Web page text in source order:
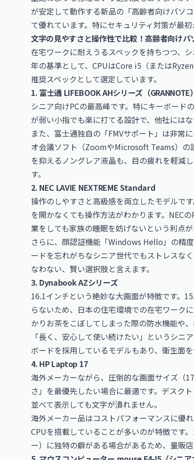
が安定して動作する新品の「高齢者向けパソ
て優れています。特にセキュリティ対策が最
文字の見やすさと操作性で比較！高齢者向けパ
在宅ワークに耐えうるスペックを持ちつつ、
年の基準として、CPUはCore i5（または
推奨スペックとして選定しています。
1. 富士通 LIFEBOOK AHシリーズ（GRANNOTE）
シニア向けPCの最高峰です。特にキーボー
が弱い小指でも楽に打てる設計で、他社にはな
また、富士通独自の「FMVサポート」は非常
オ会議ソフト（ZoomやMicrosoft Teams）の
を抑えるノングレア液晶も、目の疲れを軽減
す。
2. NEC LAVIE NEXTREME Standard
操作のしやすさと高級感を両立したモデルで
を開かなくても操作方法がわかります。NEC
業をしても家族の睡眠を妨げないという利点が
さらに、顔認証機能「Windows Hello」の精
ードを忘れがちなシニア世代でもストレスな
なわない、賢い選択肢と言えます。
3. Dynabook AZシリーズ
16.1インチという絶妙な大画面が特徴です。
らないため、日本の住宅環境での在宅ワーク
かりお茶をこぼしてしまった際の防水機能や
「長く、安心して使い続けたい」というシニ
ボードを採用しているモデルもあり、衛生面を
4. HP Laptop 17
海外メーカーながら、圧倒的な画面サイズ（
さ」を最優先したい場合に最適です。デスク
並べて表示しても文字が潰れません。
海外メーカー品はコストパフォーマンスに優
CPUを搭載していることが多いのが特徴です
ー）に独特の癖がある場合があるため、量販